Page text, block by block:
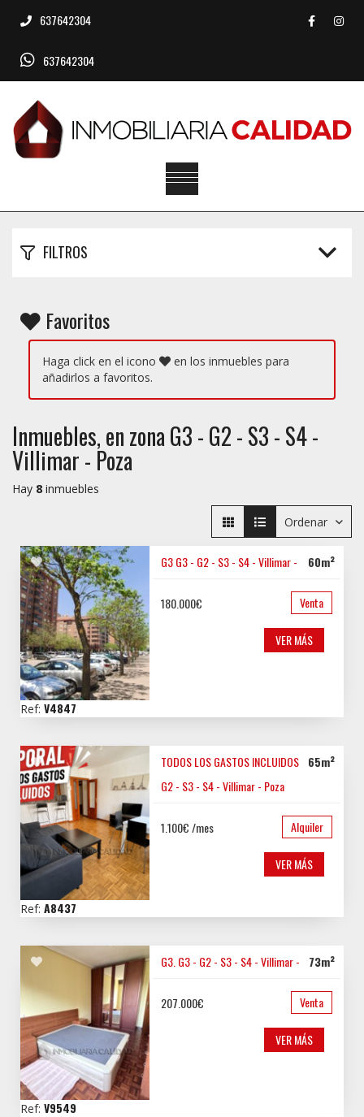
637642304
637642304
FILTROS
Favoritos
Haga click en el icono
en los inmuebles para
añadirlos a favoritos.
Inmuebles, en zona G3 - G2 - S3 - S4 -
Villimar - Poza
Hay 8 inmuebles
Ordenar
G3G3 - G2 - S3 - S4 - Villimar - Poza
180.000€ Venta
VER MÁS
60m²
Ref: V4847
TODOS LOS GASTOS INCLUIDOS. G3 -
G2 - S3 - S4 - Villimar - Poza
1.100€ /mes Alquiler
VER MÁS
65m²
Ref: A8437
G3. G3 - G2 - S3 - S4 - Villimar - Poza
207.000€ Venta
VER MÁS
73m²
Ref: V9549